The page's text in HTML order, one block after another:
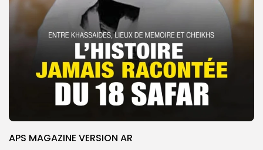
APS MAGAZINE VERSION AR